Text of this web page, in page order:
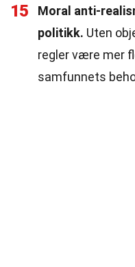
15
Moral anti-
politikk. Uten
regler være mer
samfunnets